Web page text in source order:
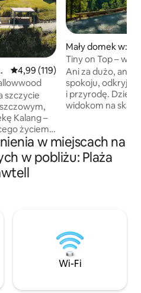
Średnia ocena: 4,99 na 5, liczba
4,99 (119)
szczycie
Kalang –
życiem
się
size
wypij
pozwoli Ci
Mały domek w:
Tiny on Top –
Ani za dużo, ani za mało
spokoju, odkryj
i przyrodę. Dzięki
widokom na
tworzenia. Otoczony lasem
państwowym i
choć tylko 10
mogą
„Regulamin
w miejscach na
w pobliżu: Plaża
Wi-Fi